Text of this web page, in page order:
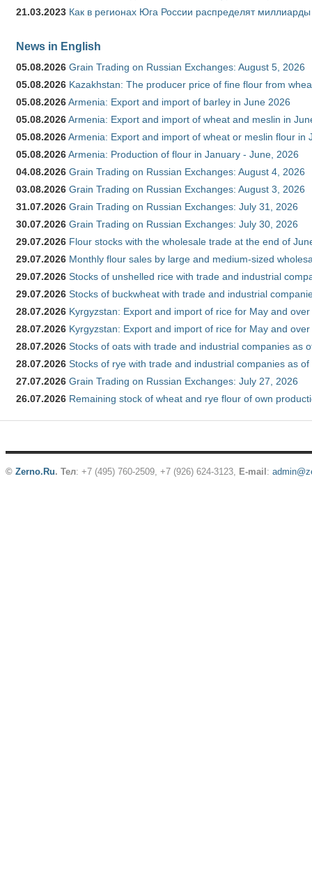
21.03.2023 Как в регионах Юга России распределят
News in English
05.08.2026 Grain Trading on Russian Exchanges: August 5, 2026
05.08.2026 Kazakhstan: The producer price of fine flour from
05.08.2026Armenia: Export and import of barley in June 2026
05.08.2026Armenia: Export and import of wheat and meslin in
05.08.2026Armenia: Export and import of wheat or meslin flour in
05.08.2026Armenia: Production of flour in January - June, 2026
04.08.2026 Grain Trading on Russian Exchanges: August 4, 2026
03.08.2026 Grain Trading on Russian Exchanges: August 3, 2026
31.07.2026 Grain Trading on Russian Exchanges: July 31, 2026
30.07.2026 Grain Trading on Russian Exchanges: July 30, 2026
29.07.2026 Flour stocks with the wholesale trade at the end of
29.07.2026 Monthly flour sales by large and medium-sized
29.07.2026 Stocks of unshelled rice with trade and industrial
29.07.2026 Stocks of buckwheat with trade and industrial
28.07.2026 Kyrgyzstan: Export and import of rice for May and
28.07.2026 Kyrgyzstan: Export and import of rice for May and
28.07.2026 Stocks of oats with trade and industrial companies as
28.07.2026 Stocks of rye with trade and industrial companies as
27.07.2026 Grain Trading on Russian Exchanges: July 27, 2026
26.07.2026 Remaining stock of wheat and rye flour of own
© Zerno.Ru. Тел: +7 (495) 760-2509, +7 (926) 624-3123, E-mail :